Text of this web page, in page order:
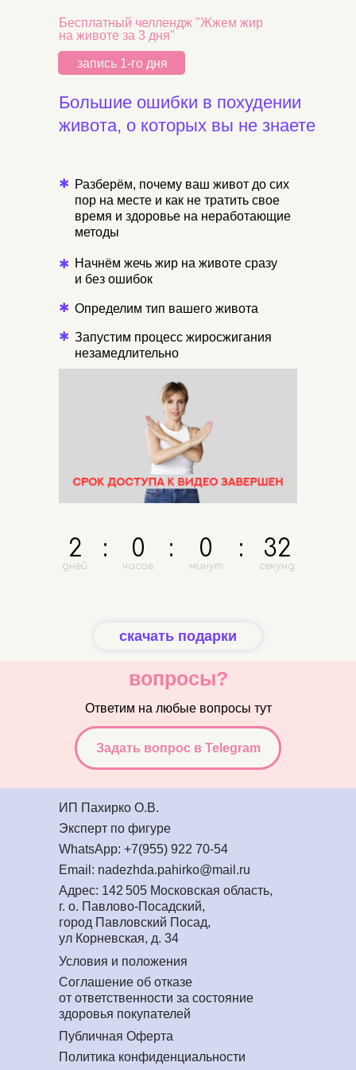
Бесплатный челлендж "Жжем жир
на животе за 3 дня"
запись 1-го дня
Большие ошибки в похудении
живота, о которых вы не знаете
Запустим процесс жиросжигания
незамедлительно
Определим тип вашего живота
Разберём, почему ваш живот до сих
пор на месте и как не тратить свое
время и здоровье на неработающие
методы
✱
✱
✱
Начнём жечь жир на животе сразу
и без ошибок
✱
2
дней
: 0
часов
: 0
минут
: 32
секунд
скачать подарки
вопросы?
Ответим на любые вопросы тут
Задать вопрос в Telegram
Условия и положения
ИП Пахирко О.В.
Эксперт по фигуре
WhatsApp: +7(955) 922 70-54
Email: nadezhda.pahirko@mail.ru
Адрес: 142 505 Московская область,
г. о. Павлово-Посадский,
город Павловский Посад,
ул Корневская, д. 34
Соглашение об отказе
от ответственности за состояние
здоровья покупателей
Публичная Оферта
Политика конфиденциальности